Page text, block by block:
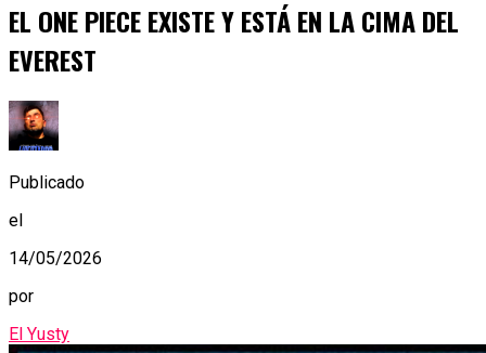
EL ONE PIECE EXISTE Y ESTÁ EN LA CIMA DEL
EVEREST
Publicado
el
14/05/2026
por
El Yusty